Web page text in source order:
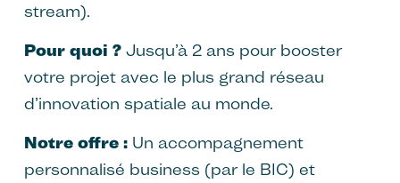
stream).
Pour quoi ? Jusqu’à 2 ans pour booster
votre projet avec le plus grand réseau
d’innovation spatiale au monde.
Notre offre : Un accompagnement
personnalisé business (par le BIC) et